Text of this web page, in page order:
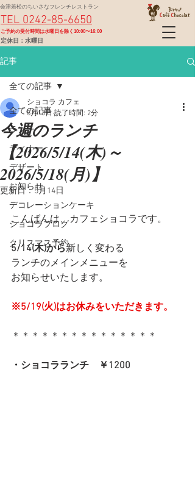
定休日：水曜日
TEL 0242-85-6650
会津若松のちいさなフレンチレストラン
​ご予約の受付時間は水曜日を除く10:00〜16:00
記事
全ての記事
ランチ
ディナー
デザート
お知らせ
デコレーションケーキ
ショコラブログ
クリスマス予約
全ての記事
今週のランチ
【2026/5/14(木)～
2026/5/18(月)】
ショコラ カフェ
5月13日 読了時間: 2分
更新日：5月14日
こんばんは、カフェショコラです。
5/14(木)から新しく変わる
ランチのメインメニューを
お知らせいたします。
※5/19(火)はお休みをいただきます。
＊＊＊＊＊＊＊＊＊＊＊＊＊＊＊
・ショコラランチ　￥1200